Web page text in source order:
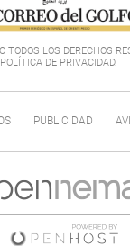
TODOS LOS DERECHOS
DE PRIVACIDAD.
PUBLICIDAD